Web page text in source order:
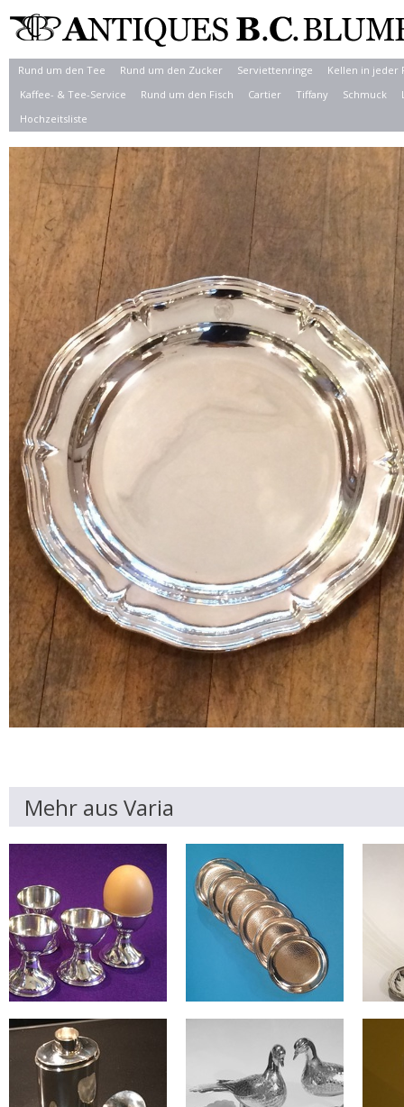
Rund um den Tee Rund um den Zucker Serviettenringe
Kellen in jeder
Kaffee- & Tee-Service
Rund um den Fisch Cartier Tiffany Schmuck
Hochzeitsliste
Mehr aus Varia